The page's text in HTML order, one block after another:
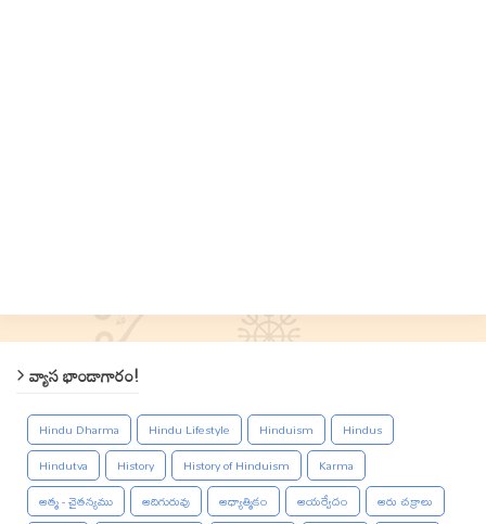
వ్యాస భాండాగారం!
Hindu Dharma Hindu Lifestyle Hinduism
Hindus
Hindutva
History History of Hinduism
Karma
ఆత్మ - చైతన్యము
ఆదిగురువు ఆధ్యాత్మికం ఆయర్వేదం
ఆరు చక్రాలు